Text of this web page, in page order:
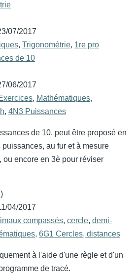
07/2017
, Trigonométrie, 1re pro
de 10
06/2017
, Mathématiques,
, 4N3 Puissances
de 10. peut être proposé en
au fur et à mesure
ou encore en 3è pour réviser
04/2017
compassés, cercle, demi-
, 6G1 Cercles, distances
à l'aide d'une règle et d'un
de tracé.